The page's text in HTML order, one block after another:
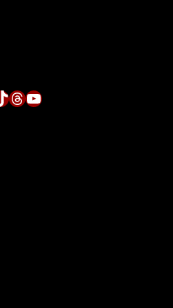
Threads YouTube